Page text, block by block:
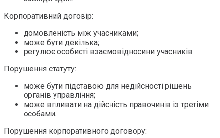
Корпоративний договір:
домовленість між учасниками;
може бути декілька;
регулює особисті взаємовідносини учасників.
Порушення статуту:
може бути підставою для недійсності рішень
органів управління;
може впливати на дійсність правочинів із третіми
особами.
Порушення корпоративного договору: